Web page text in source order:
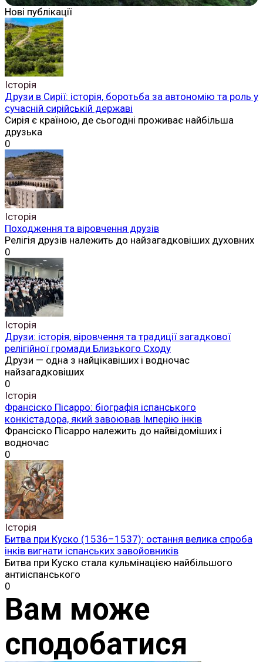
Нові публікації
Історія
Друзи в Сирії: історія, боротьба за автономію та роль у
сучасній сирійській державі
Сирія є країною, де сьогодні проживає найбільша
друзька
0
Історія
Походження та віровчення друзів
Релігія друзів належить до найзагадковіших духовних
0
Історія
Друзи: історія, віровчення та традиції загадкової
релігійної громади Близького Сходу
Друзи — одна з найцікавіших і водночас
найзагадковіших
0
Історія
Франсіско Пісарро: біографія іспанського
конкістадора, який завоював Імперію інків
Франсіско Пісарро належить до найвідоміших і
водночас
0
Історія
Битва при Куско (1536–1537): остання велика спроба
інків вигнати іспанських завойовників
Битва при Куско стала кульмінацією найбільшого
антиіспанського
0
Вам може
сподобатися